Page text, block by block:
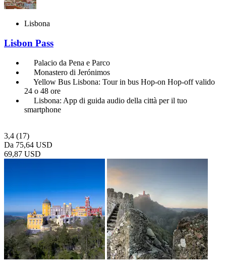
Lisbona
Lisbon Pass
Palacio da Pena e Parco
Monastero di Jerónimos
Yellow Bus Lisbona: Tour in bus Hop-on Hop-off valido
24 o 48 ore
Lisbona: App di guida audio della città per il tuo
smartphone
3,4 (17)
Da 75,64 USD
69,87 USD